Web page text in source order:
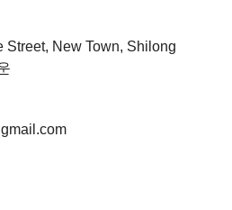
Street, New Town, Shilong